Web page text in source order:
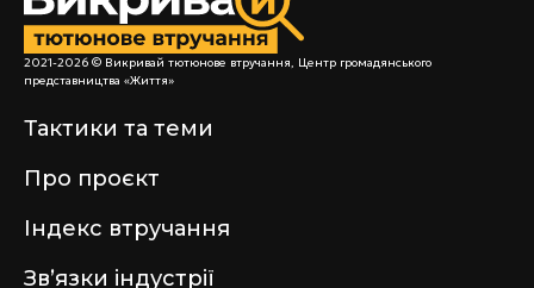
2021-2026 © Викривай тютюнове втручання, Центр громадянського
представництва «Життя»
Тактики та теми
Про проєкт
Індекс втручання
Звʼязки індустрії